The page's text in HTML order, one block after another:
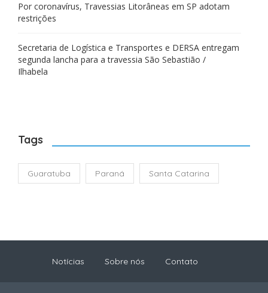
Por coronavírus, Travessias Litorâneas em SP adotam
restrições
Secretaria de Logística e Transportes e DERSA entregam
segunda lancha para a travessia São Sebastião /
Ilhabela
Tags
Guaratuba Paraná Santa Catarina
Notícias Sobre nós Contato